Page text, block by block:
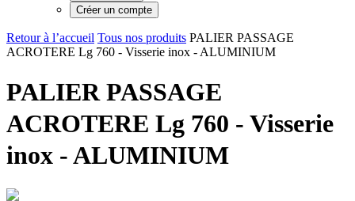
Créer un compte
Retour à l’accueil Tous nos produits PALIER PASSAGE
ACROTERE Lg 760 - Visserie inox - ALUMINIUM
PALIER PASSAGE
ACROTERE Lg 760 - Visserie
inox - ALUMINIUM